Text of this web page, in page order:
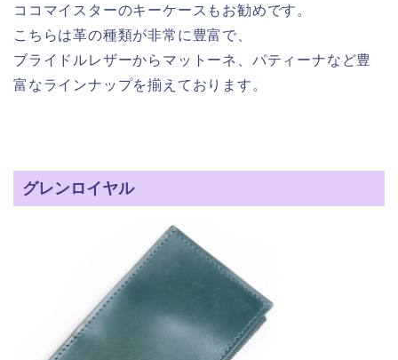
ココマイスターのキーケースもお勧めです。
こちらは革の種類が非常に豊富で、
ブライドルレザーからマットーネ、パティーナなど豊
富なラインナップを揃えております。
グレンロイヤル